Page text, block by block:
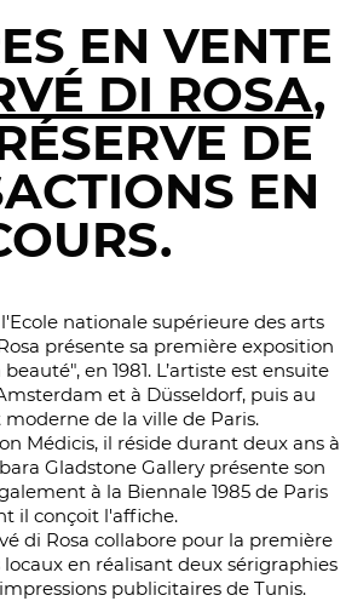
EN VENTE
DI ROSA,
DE
EN
nationale supérieure des arts
présente sa première exposition
en 1981. L’artiste est ensuite
et à Düsseldorf, puis au
de la ville de Paris.
Médicis, il réside durant deux ans à
Gladstone Gallery présente son
à la Biennale 1985 de Paris
il conçoit l'affiche.
di Rosa collabore pour la première
locaux en réalisant deux sérigraphies
publicitaires de Tunis.